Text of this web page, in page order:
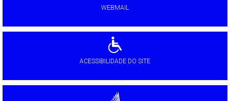
WEBMAIL
ACESSIBILIDADE DO SITE